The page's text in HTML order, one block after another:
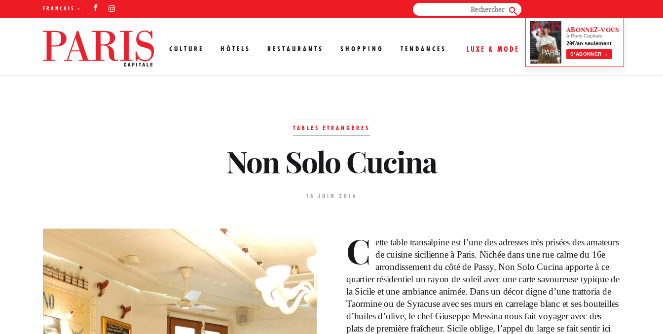
FRANÇAIS
CULTURE HÔTELS RESTAURANTS SHOPPING TENDANCES LUXE & MODE
ABONNEZ-VOUS
à Paris Capitale
29€/an seulement
S’ABONNER →
TABLES ÉTRANGÈRES
Non Solo Cucina
16 JUIN 2016
C
ette table transalpine est l’une des adresses très prisées des amateurs
de cuisine sicilienne à Paris. Nichée dans une rue calme du 16e
arrondissement du côté de Passy, Non Solo Cucina apporte à ce
quartier résidentiel un rayon de soleil avec une carte savoureuse typique de
la Sicile et une ambiance animée. Dans un décor digne d’une trattoria de
Taormine ou de Syracuse avec ses murs en carrelage blanc et ses bouteilles
d’huiles d’olive, le chef Giuseppe Messina nous fait voyager avec des
plats de première fraîcheur. Sicile oblige, l’appel du large se fait sentir ici